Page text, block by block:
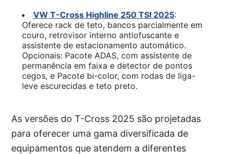
VW T-Cross Highline 250 TSI 2025:
Oferece rack de teto, bancos parcialmente em
couro, retrovisor interno antiofuscante e
assistente de estacionamento automático.
Opcionais: Pacote ADAS, com assistente de
permanência em faixa e detector de pontos
cegos, e Pacote bi-color, com rodas de liga-
leve escurecidas e teto preto.
As versões do T-Cross 2025 são projetadas
para oferecer uma gama diversificada de
equipamentos que atendem a diferentes